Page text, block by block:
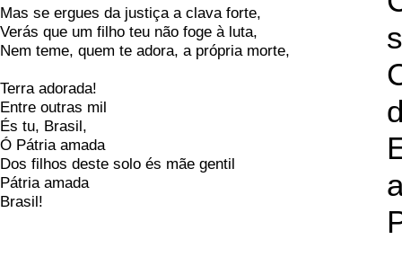
Mas se ergues da justiça a clava forte,
Verás que um filho teu não foge à luta,
Nem teme, quem te adora, a própria morte,
Terra adorada!
Entre outras mil
És tu, Brasil,
Ó Pátria amada
Dos filhos deste solo és mãe gentil
Pátria amada
Brasil!